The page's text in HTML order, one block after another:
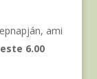
ami
6.00